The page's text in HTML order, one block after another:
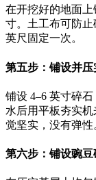
在开挖好的地面
寸。土工布可防
英尺固定一次。
第五步：铺设并压
铺设 4–6 英寸碎
水后用平板夯实
觉坚实，没有弹性
第六步：铺设豌豆